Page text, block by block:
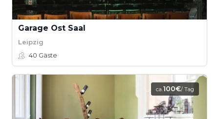
Garage Ost Saal
Leipzig
40 Gäste
ca.100€/ Tag